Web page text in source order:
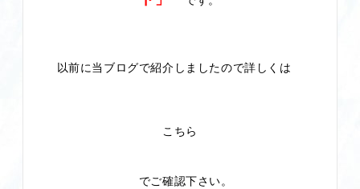
以前に当ブログで紹介しましたので詳しくは
こちら
でご確認下さい。